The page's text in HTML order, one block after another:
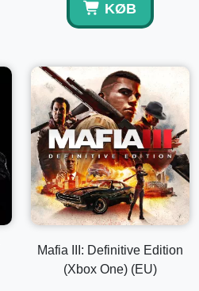
KØB
Mafia III: Definitive Edition
(Xbox One) (EU)